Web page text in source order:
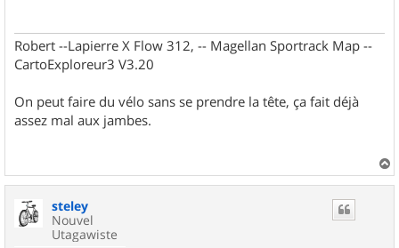
Robert --Lapierre X Flow 312, -- Magellan Sportrack Map --
CartoExploreur3 V3.20
On peut faire du vélo sans se prendre la tête, ça fait déjà
assez mal aux jambes.
a
steley
Nouvel
Utagawiste